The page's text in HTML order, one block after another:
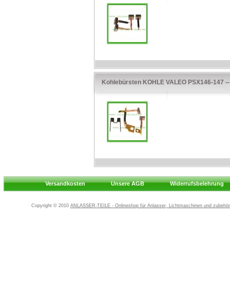
Kohlebürsten KOHLE VALEO PSX146-147
Versandkosten Unsere AGB Widerrufsbelehrung
Copyright © 2010 ANLASSER-TEILE - Onlineshop für Anlasser, Lichtmaschinen und zubehör